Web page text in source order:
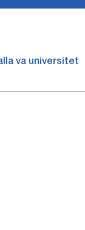
va universitet